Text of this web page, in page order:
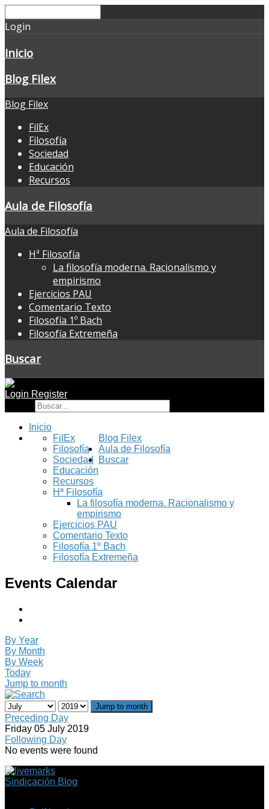
Login
Inicio
Blog Filex
Blog Filex
FilEx
Filosofía
Sociedad
Educación
Recursos
Aula de Filosofía
Aula de Filosofía
Hª Filosofía
La filosofía moderna. Racionalismo y
empirismo
Ejercicios PAU
Comentario Texto
Filosofía 1º Bach
Filosofía Extremeña
Buscar
Login Register
Inicio
Blog Filex
FilEx
Filosofía
Sociedad
Educación
Recursos
Aula de Filosofía
Hª Filosofía
La filosofía moderna. Racionalismo y
empirismo
Ejercicios PAU
Comentario Texto
Filosofía 1º Bach
Filosofía Extremeña
Buscar
Events Calendar
By Year
By Month
By Week
Today
Jump to month
Jump to month
Preceding Day
Friday 05 July 2019
Following Day
No events were found
Sindicación Blog